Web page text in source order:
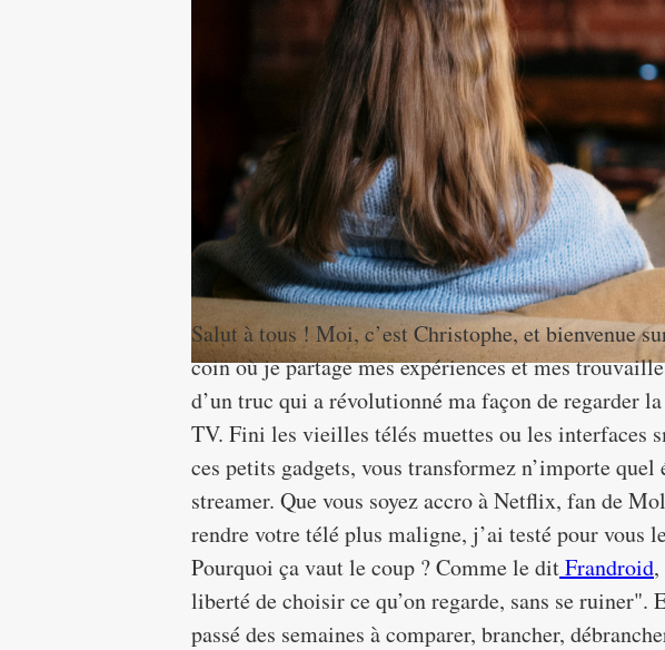
Écrit par Christophe Leroy
Salut à tous ! Moi, c’est Christophe, et bienvenue
coin où je partage mes expériences et mes
d’un truc qui a révolutionné ma façon de regarder
TV. Fini les vieilles télés muettes ou les interfaces
ces petits gadgets, vous transformez n’importe quel
streamer. Que vous soyez accro à Netflix, fan de
rendre votre télé plus maligne, j’ai testé pour vous
Pourquoi ça vaut le coup ? Comme le ditFrandroid
liberté de choisir ce qu’on regarde, sans se ruiner".
passé des semaines à comparer, brancher,